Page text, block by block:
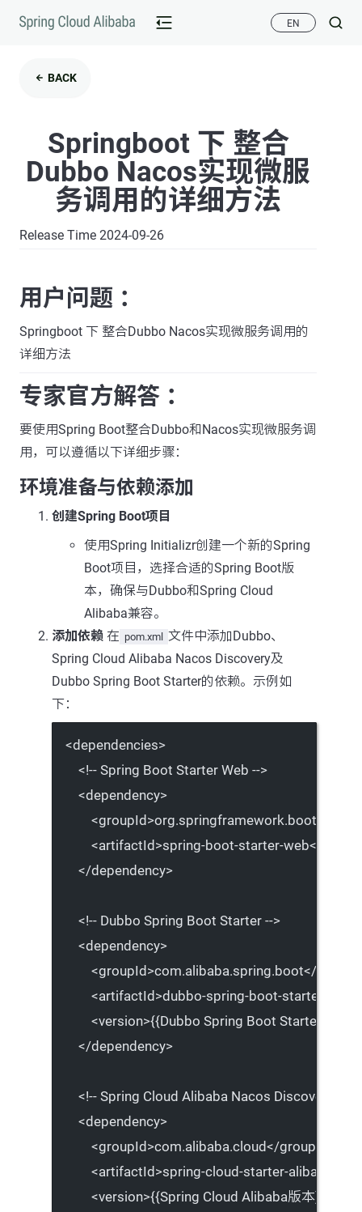
EN
BACK
Springboot 下 整合
Dubbo Nacos实现微服
务调用的详细方法
Release Time 2024-09-26
用户问题 ：
Springboot 下 整合Dubbo Nacos实现微服务调用的
详细方法
专家官方解答 ：
要使用Spring Boot整合Dubbo和Nacos实现微服务调
用，可以遵循以下详细步骤：
环境准备与依赖添加
创建Spring Boot项目
使用Spring Initializr创建一个新的Spring
Boot项目，选择合适的Spring Boot版
本，确保与Dubbo和Spring Cloud
Alibaba兼容。
添加依赖 在 pom.xml 文件中添加Dubbo、
Spring Cloud Alibaba Nacos Discovery及
Dubbo Spring Boot Starter的依赖。示例如
下：
<dependencies>
<!-- Spring Boot Starter Web -->
<dependency>
<groupId>org.springframework.boot</
<artifactId>spring-boot-starter-web</
</dependency>
<!-- Dubbo Spring Boot Starter -->
<dependency>
<groupId>com.alibaba.spring.boot</
<artifactId>dubbo-spring-boot-starter</
<version>{{Dubbo Spring Boot Starter版本
</dependency>
<!-- Spring Cloud Alibaba Nacos Discovery -->
<dependency>
<groupId>com.alibaba.cloud</groupId
<artifactId>spring-cloud-starter-alibaba-
<version>{{Spring Cloud Alibaba版本}}</